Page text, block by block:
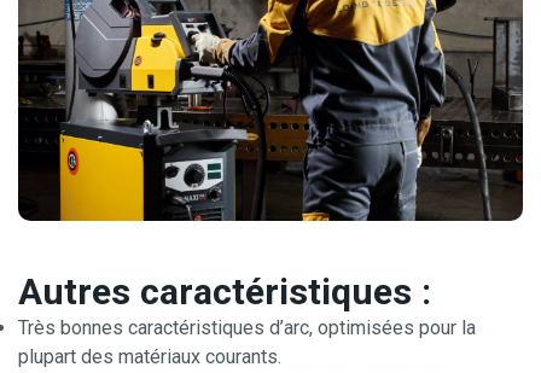
Autres caractéristiques :
Très bonnes caractéristiques d’arc, optimisées pour la
plupart des matériaux courants.